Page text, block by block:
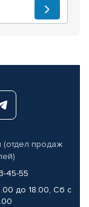
(отдел продаж
45-55
до 18.00, Сб с